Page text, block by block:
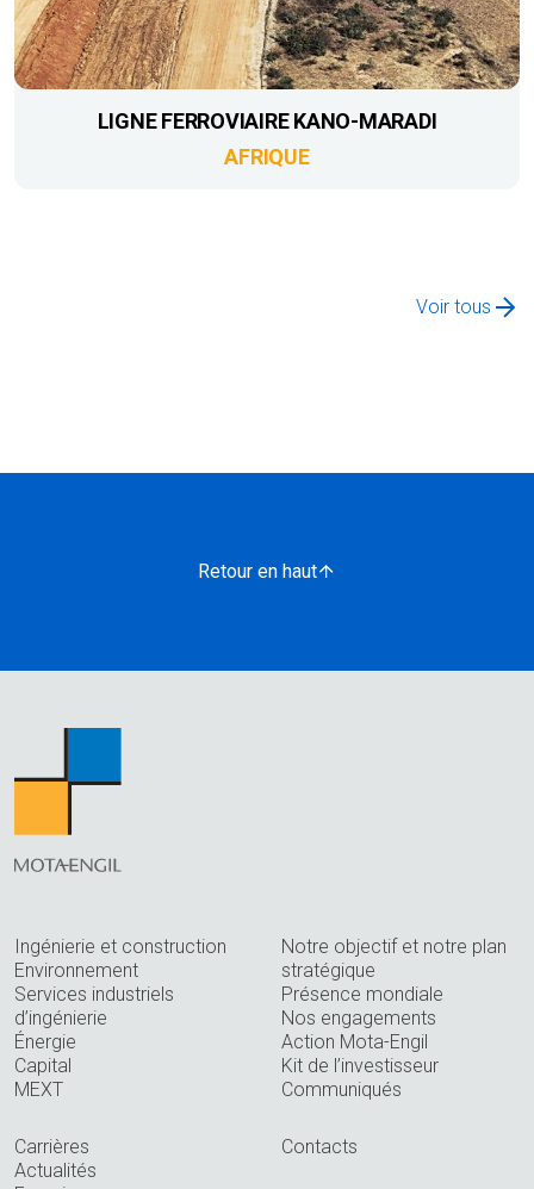
LIGNE FERROVIAIRE KANO-MARADI
AFRIQUE
Voir tous
Retour en haut
Ingénierie et construction
Environnement
Services industriels
d’ingénierie
Énergie
Capital
MEXT
Notre objectif et notre plan
stratégique
Présence mondiale
Nos engagements
Action Mota-Engil
Kit de l’investisseur
Communiqués
Carrières
Actualités
Contacts